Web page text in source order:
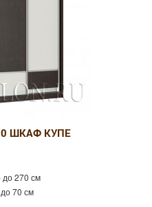
ШКАФ КУПЕ
до 270 см
70 см